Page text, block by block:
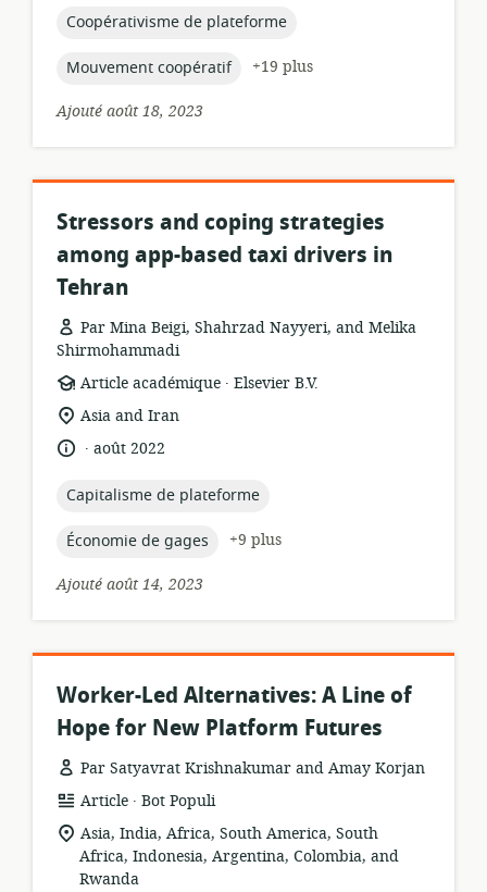
publication:
topic:
Coopérativisme de plateforme
topic:
Mouvement coopératif
+19 plus
Ajouté août 18, 2023
Stressors and coping strategies
among app-based taxi drivers in
Tehran
Par Mina Beigi, Shahrzad Nayyeri, and Melika
Shirmohammadi
Format
de
ressource:
Article académique .
éditeur:
Elsevier B.V.
Lieu
pertinence:
Asia and Iran
langue:
.
date
publication:
août 2022
topic:
Capitalisme de plateforme
topic:
Économie de gages
+9 plus
Ajouté août 14, 2023
Worker-Led Alternatives: A Line of
Hope for New Platform Futures
Par Satyavrat Krishnakumar and Amay Korjan
Format
de
ressource:
Article .
éditeur:
Bot Populi
Lieu
de
pertinence:
Asia, India, Africa, South America, South
Africa, Indonesia, Argentina, Colombia, and
Rwanda